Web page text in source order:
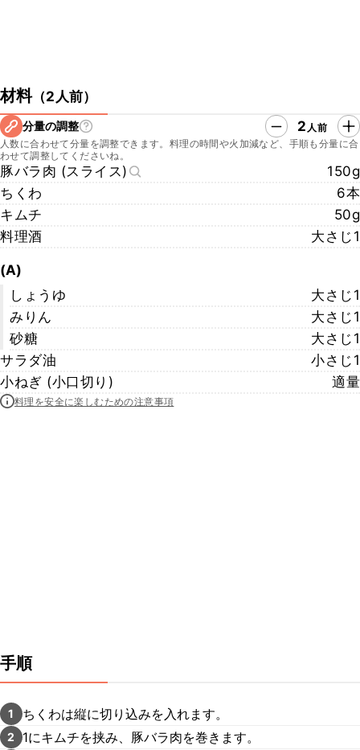
材料（2人前）
分量の調整 2 人前
人数に合わせて分量を調整できます。料理の時間や火加減など、手順も分量に合
わせて調整してくださいね。
豚バラ肉 (スライス)
150g
ちくわ
6本
キムチ
50g
料理酒
大さじ1
(A)
しょうゆ
大さじ1
みりん
大さじ1
砂糖
大さじ1
サラダ油
小さじ1
小ねぎ (小口切り)
適量
料理を安全に楽しむための注意事項
手順
1 ちくわは縦に切り込みを入れます。
2 1にキムチを挟み、豚バラ肉を巻きます。